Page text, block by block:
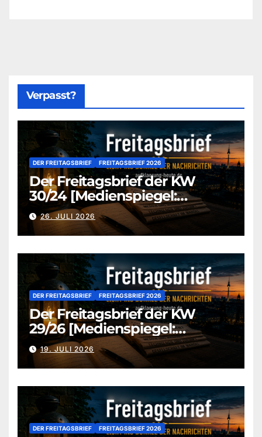
Verpasst?
DER FREITAGSBRIEF FREITAGSBRIEF 2026
Der Freitagsbrief der KW
30/24 [Medienspiegel:
aufklaerung-heute-de]
26. JULI 2026
DER FREITAGSBRIEF FREITAGSBRIEF 2026
Der Freitagsbrief der KW
29/26 [Medienspiegel:
aufklaerung-heute.de]
19. JULI 2026
DER FREITAGSBRIEF FREITAGSBRIEF 2026